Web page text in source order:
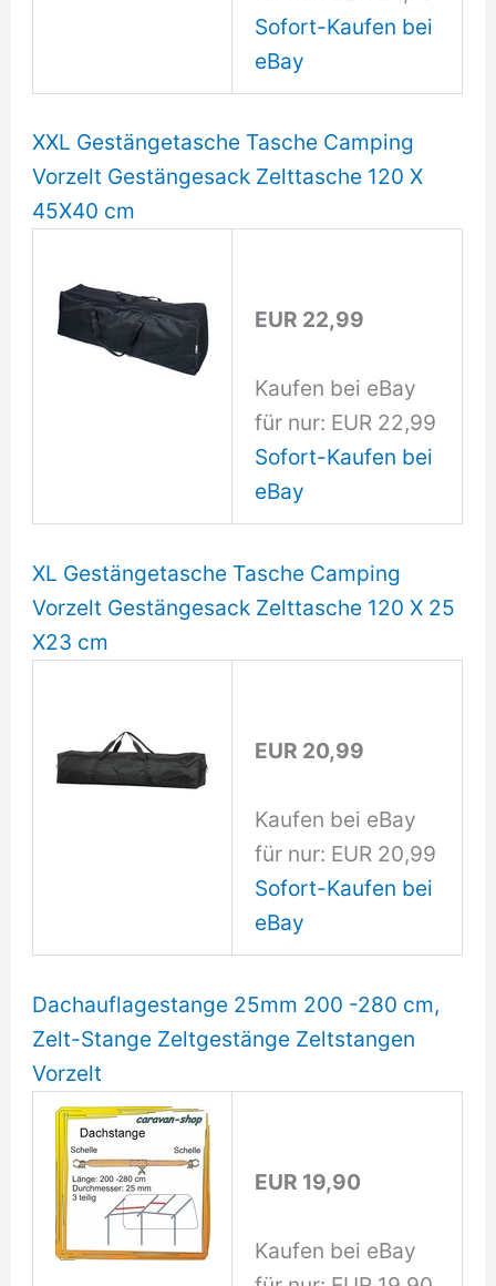
Sofort-Kaufen bei
eBay
XXL Gestängetasche Tasche Camping
Vorzelt Gestängesack Zelttasche 120 X
45X40 cm
EUR 22,99
Kaufen bei eBay
für nur: EUR 22,99
Sofort-Kaufen bei
eBay
XL Gestängetasche Tasche Camping
Vorzelt Gestängesack Zelttasche 120 X 25
X23 cm
EUR 20,99
Kaufen bei eBay
für nur: EUR 20,99
Sofort-Kaufen bei
eBay
Dachauflagestange 25mm 200 -280 cm,
Zelt-Stange Zeltgestänge Zeltstangen
Vorzelt
EUR 19,90
Kaufen bei eBay